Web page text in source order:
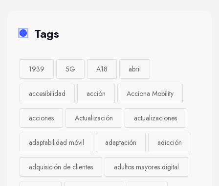
Tags
1939 5G A18 abril
accesibilidad acción Acciona Mobility
acciones Actualización actualizaciones
adaptabilidad móvil adaptación adicción
adquisición de clientes adultos mayores digital